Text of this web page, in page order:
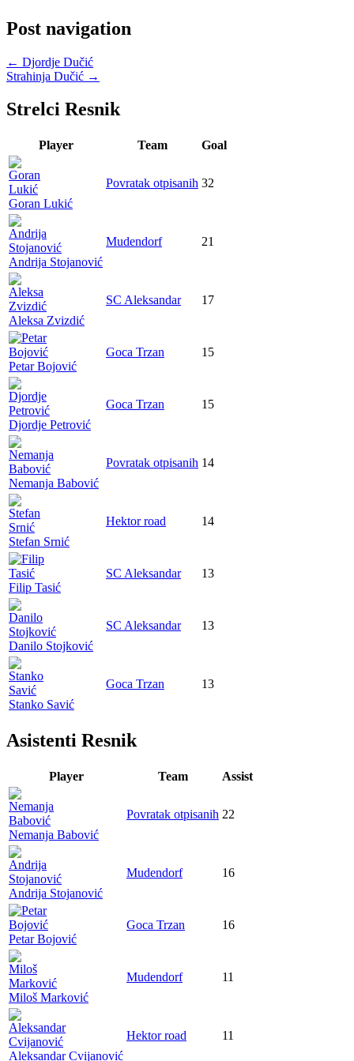
Post navigation
← Djordje Dučić
Strahinja Dučić →
Strelci Resnik
Player Team Goal
Goran Lukić
Povratak otpisanih 32
Andrija Stojanović
Mudendorf 21
Aleksa Zvizdić
SC Aleksandar 17
Petar Bojović
Goca Trzan 15
Djordje Petrović
Goca Trzan 15
Nemanja Babović
Povratak otpisanih 14
Stefan Srnić
Hektor road 14
Filip Tasić
SC Aleksandar 13
Danilo Stojković
SC Aleksandar 13
Stanko Savić
Goca Trzan 13
Asistenti Resnik
Player Team Assist
Nemanja Babović
Povratak otpisanih 22
Andrija Stojanović
Mudendorf 16
Petar Bojović
Goca Trzan 16
Miloš Marković
Mudendorf 11
Aleksandar Cvijanović
Hektor road 11